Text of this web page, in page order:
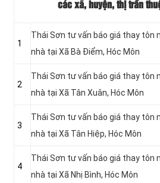
các xã, huyện, thị trấn
1
Thái Sơn tư vấn báo giá thay tôn
nhà tại Xã Bà Điểm, Hóc Môn
2
Thái Sơn tư vấn báo giá thay tôn
nhà tại Xã Tân Xuân, Hóc Môn
3
Thái Sơn tư vấn báo giá thay tôn
nhà tại Xã Tân Hiệp, Hóc Môn
4
Thái Sơn tư vấn báo giá thay tôn
nhà tại Xã Nhị Bình, Hóc Môn